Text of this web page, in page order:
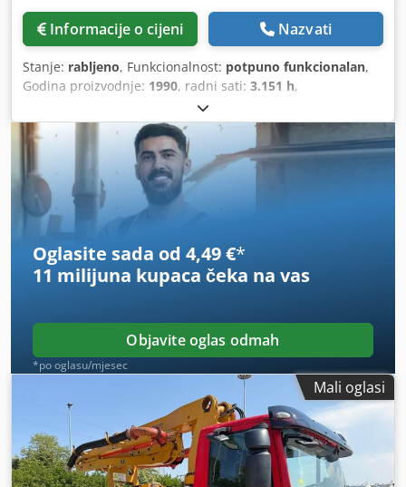
Informacije o cijeni Nazvati
Stanje: rabljeno, Funkcionalnost: potpuno funkcionalan,
Godina proizvodnje: 1990, radni sati: 3.151 h,
Oglasite sada od 4,49 €*
11 milijuna kupaca čeka na vas
Objavite oglas odmah
*po oglasu/mjesec
Mali oglasi